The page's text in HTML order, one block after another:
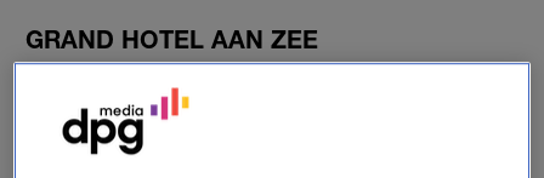
GRAND HOTEL AAN ZEE
“Het is een serie over klassenverschillen, ambitie en
feminisme”, vertelt Shahine. “Je volgt het verhaal van Sandra,
die na het overlijden van haar man in haar eentje een hotel
probeert te runnen. Ze wil het hotel ombouwen tot dé